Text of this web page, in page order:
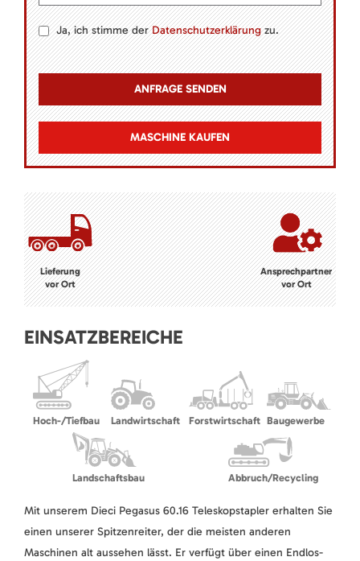
Ja, ich stimme derDatenschutzerklärungzu.
MASCHINE KAUFEN
Lieferung
vor Ort
Ansprechpartner
vor Ort
EINSATZBEREICHE
Hoch-/Tiefbau Landwirtschaft Forstwirtschaft Baugewerbe
Landschaftsbau Abbruch/Recycling
Mit unserem Dieci Pegasus 60.16 Teleskopstapler erhalten Sie
einen unserer Spitzenreiter, der die meisten anderen
Maschinen alt aussehen lässt. Er verfügt über einen Endlos-